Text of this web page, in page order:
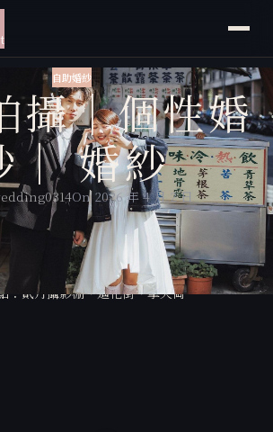
自助婚紗
攝｜個性婚
｜ 婚紗
On 2026 年 4 月 2 日
婚紗攝影：貳月婚紗大熊
新娘秘書：貳月婚紗湘琴
：貳月攝影棚、迪化街、擎天崗